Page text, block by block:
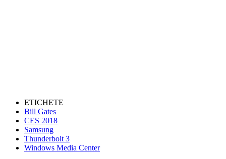
ETICHETE
Bill Gates
CES 2018
Samsung
Thunderbolt 3
Windows Media Center